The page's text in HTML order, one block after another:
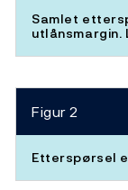
Samlet
utlånsmargin.
Figur 2
Etterspørsel